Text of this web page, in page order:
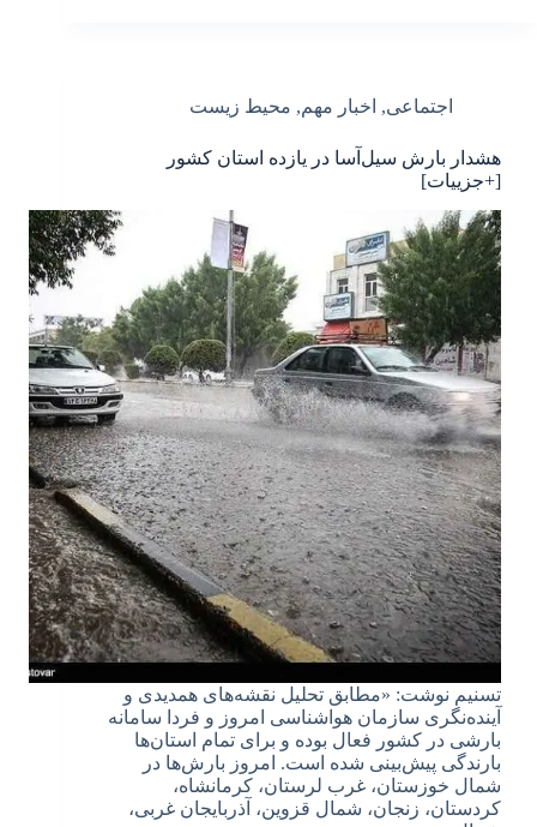
اجتماعی, اخبار مهم, محیط زیست
هشدار بارش سیل‌آسا در یازده استان کشور
[+جزییات]
تسنیم نوشت: «مطابق تحلیل نقشه‌های همدیدی و
آینده‌نگری سازمان هواشناسی امروز و فردا سامانه
بارشی در کشور فعال بوده و برای تمام استان‌ها
بارندگی پیش‌بینی شده است. امروز بارش‌ها در
شمال خوزستان، غرب لرستان، کرمانشاه،
کردستان، زنجان، شمال قزوین، آذربایجان غربی،